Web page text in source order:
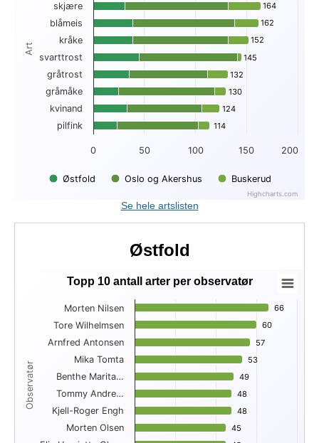
The chart has 1 X axis displaying Art.
The chart has 1 Y axis displaying . Data ranges from 23 to
Art
164
164
162
162
152
152
145
145
132
132
130
130
124
124
114
114
Østfold Oslo og Akershus Buskerud
0 50 100 150 200
skjære
blåmeis
kråke
svarttrost
gråtrost
gråmåke
kvinand
pilfink
Highcharts.com
End of interactive chart.Se hele artslisten
Østfold
Topp 10 antall arter per observatør
Bar chart with 10 bars.
View as data table, Topp 10 antall arter per observatør
The chart has 1 X axis displaying Observatør.
The chart has 1 Y axis displaying . Data ranges from 43 to
Observatør
Topp 10 antall arter per observatør
66
66
60
60
57
57
53
53
49
49
48
48
48
48
45
45
Morten Nilsen
Tore Wilhelmsen
Arnfred Antonsen
Mika Tomta
Benthe Marita…
Tommy Andre…
Kjell-Roger Engh
Morten Olsen